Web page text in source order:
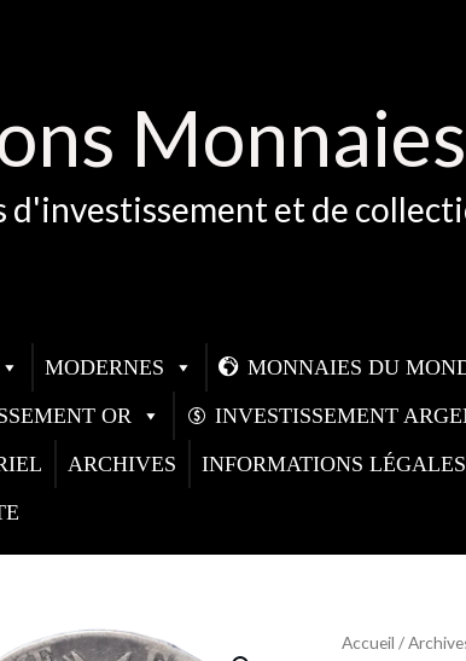
Monnaies
d'investissement et de
MODERNES MONNAIES DU
OR INVESTISSEMENT
ARCHIVES INFORMATIONS LÉGALES
Accueil /